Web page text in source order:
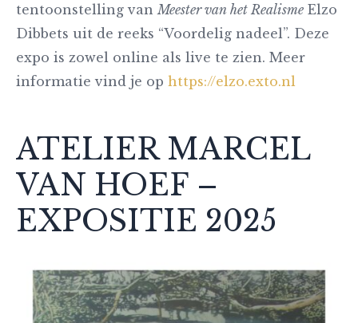
tentoonstelling van Meester van het Realisme Elzo
Dibbets uit de reeks “Voordelig nadeel”. Deze
expo is zowel online als live te zien. Meer
informatie vind je op https://elzo.exto.nl
ATELIER MARCEL
VAN HOEF –
EXPOSITIE 2025